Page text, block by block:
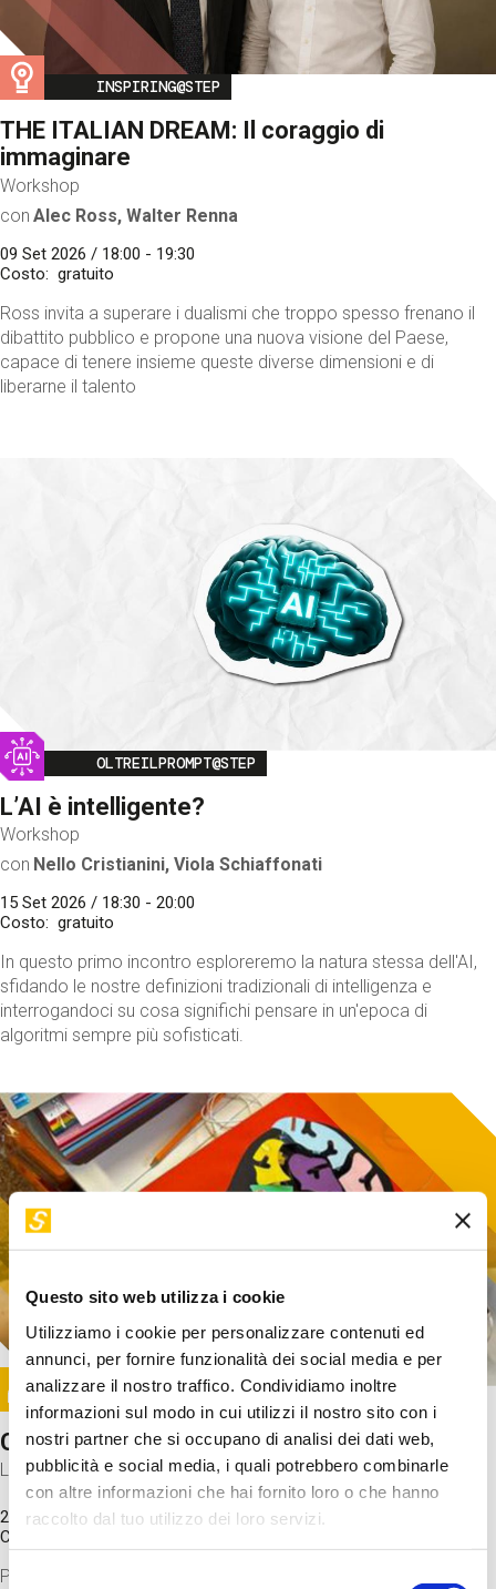
Questo sito web utilizza i cookie
Utilizziamo i cookie per personalizzare contenuti ed
annunci, per fornire funzionalità dei social media e per
analizzare il nostro traffico. Condividiamo inoltre
informazioni sul modo in cui utilizzi il nostro sito con i
nostri partner che si occupano di analisi dei dati web,
pubblicità e social media, i quali potrebbero combinarle
con altre informazioni che hai fornito loro o che hanno
raccolto dal tuo utilizzo dei loro servizi.
Selezione
Image
INSPIRING@STEP
THE ITALIAN DREAM: Il coraggio di
immaginare
Workshop
con Alec Ross, Walter Renna
09 Set 2026 / 18:00 - 19:30
Costo
gratuito
Ross invita a superare i dualismi che troppo spesso frenano il
dibattito pubblico e propone una nuova visione del Paese,
capace di tenere insieme queste diverse dimensioni e di
liberarne il talento
Image
OLTREILPROMPT@STEP
L’AI è intelligente?
Workshop
con Nello Cristianini, Viola Schiaffonati
15 Set 2026 / 18:30 - 20:00
Costo
gratuito
In questo primo incontro esploreremo la natura stessa dell'AI,
sfidando le nostre definizioni tradizionali di intelligenza e
interrogandoci su cosa significhi pensare in un'epoca di
algoritmi sempre più sofisticati.
Image
SUNDAY@STEP
Come funziona il cervello?
Laboratorio
20 Set 2026 / 11:15 - 13:00
Costo
Proveremo a costruire un cervello in cartoncino cercando di